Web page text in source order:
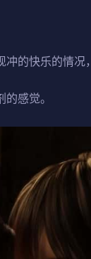
的快乐的情况，
感觉。